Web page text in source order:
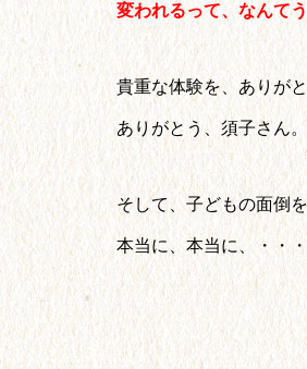
変われるって、なんて
貴重な体験を、ありが
ありがとう、須子さん。
そして、子どもの面倒
本当に、本当に、・・